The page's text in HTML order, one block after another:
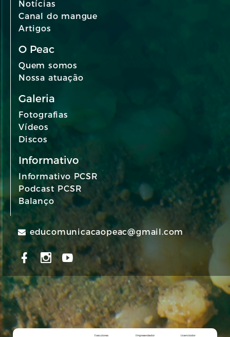
Notícias
Canal do mangue
Artigos
O Peac
Quem somos
Nossa atuação
Galeria
Fotografias
Vídeos
Discos
Informativo
Informativo PCSR
Podcast PCSR
Balanço
educomunicacaopeac@gmail.com